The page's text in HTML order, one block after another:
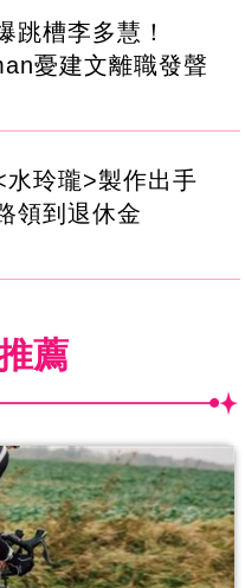
跳槽李多慧！
憂建文離職發聲
水玲瓏>製作出手
領到退休金
薦